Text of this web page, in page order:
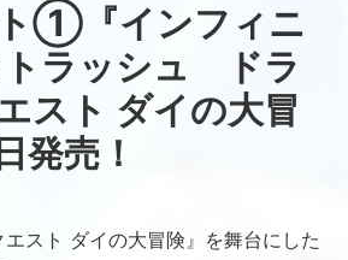
①『インフィニ
トラッシュ ドラ
スト ダイの大冒
発売！
スト ダイの大冒険』を舞台にした